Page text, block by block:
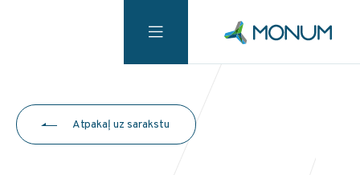
Atpakaļ uz sarakstu